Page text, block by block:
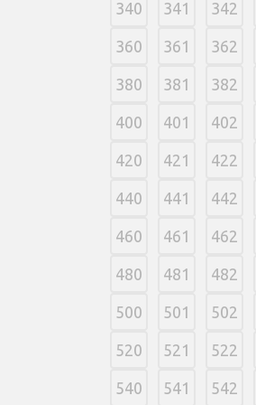
340 341 342
360 361 362
380 381 382
400 401 402
420 421 422
440 441 442
460 461 462
480 481 482
500 501 502
520 521 522
540 541 542